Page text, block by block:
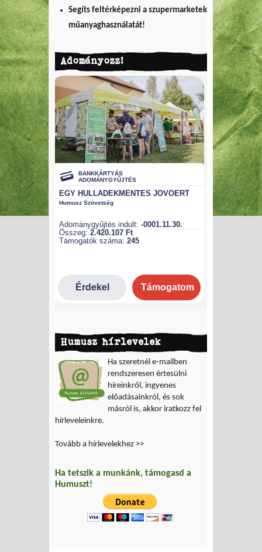
Segíts feltérképezni a szupermarketek
műanyaghasználatát!
Adományozz!
Humusz hírlevelek
Ha szeretnél e-mailben
rendszeresen értesülni
híreinkről, ingyenes
előadásainkról, és sok
másról is, akkor iratkozz fel
hírleveleinkre.
Tovább a hírlevelekhez >>
Ha tetszik a munkánk, támogasd a
Humuszt!